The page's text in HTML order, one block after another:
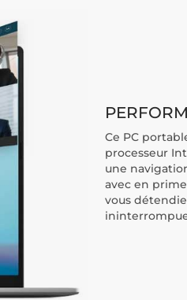
Ce PC
processeur
une
avec en
vous